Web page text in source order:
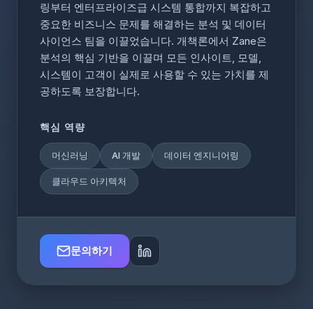
링부터 엔터프라이즈급 시스템 통합까지 복잡하고
중요한 비즈니스 문제를 해결하는 분석 및 데이터
사이언스 팀을 이끌었습니다. 개책론에서 Zane은
분석의 핵심 기반을 이끌며 모든 인사이트, 모델,
시스템이 고객이 실제로 사용할 수 있는 가치를 제
공하도록 보장합니다.
핵심 역량
머신러닝 AI 개발 데이터 엔지니어링
클라우드 아키텍처
문의하기